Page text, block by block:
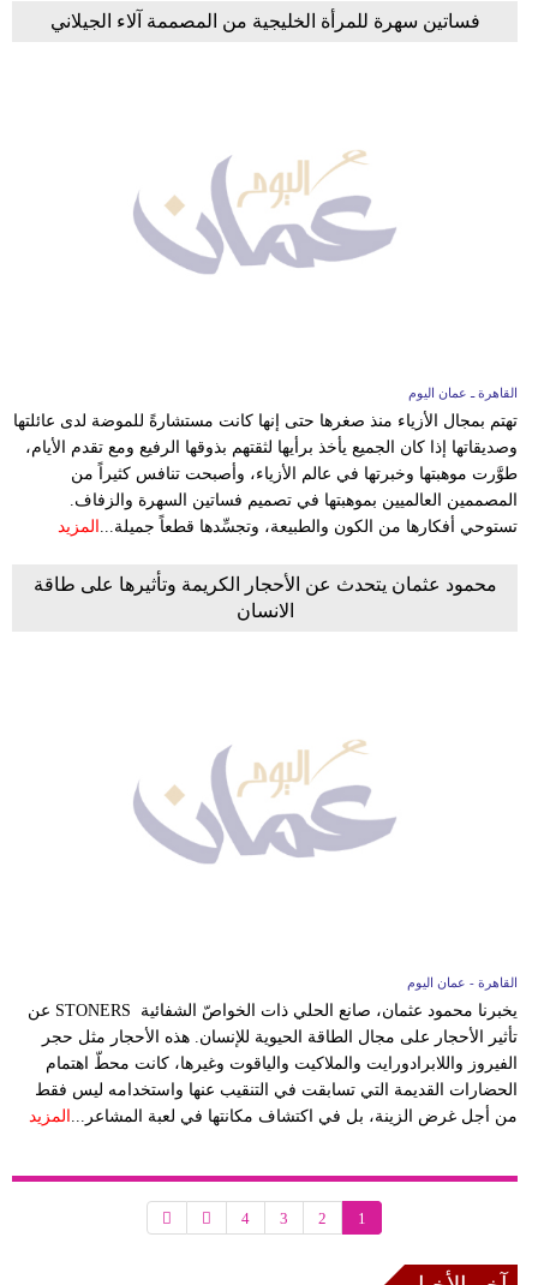
فساتين سهرة للمرأة الخليجية من المصممة آلاء الجيلاني
القاهرة ـ عمان اليوم
تهتم بمجال الأزياء منذ صغرها حتى إنها كانت مستشارةً للموضة لدى عائلتها
وصديقاتها إذا كان الجميع يأخذ برأيها لثقتهم بذوقها الرفيع ومع تقدم الأيام،
طوَّرت موهبتها وخبرتها في عالم الأزياء، وأصبحت تنافس كثيراً من
المصممين العالميين بموهبتها في تصميم فساتين السهرة والزفاف.
تستوحي أفكارها من الكون والطبيعة، وتجسِّدها قطعاً جميلة...
المزيد
محمود عثمان يتحدث عن الأحجار الكريمة وتأثيرها على طاقة
الانسان
القاهرة - عمان اليوم
يخبرنا محمود عثمان، صانع الحلي ذات الخواصّ الشفائية STONERS عن
تأثير الأحجار على مجال الطاقة الحيوية للإنسان. هذه الأحجار مثل حجر
الفيروز واللابرادورايت والملاكيت والياقوت وغيرها، كانت محطّ اهتمام
الحضارات القديمة التي تسابقت في التنقيب عنها واستخدامه ليس فقط
من أجل غرض الزينة، بل في اكتشاف مكانتها في لعبة المشاعر... المزيد
1
2
3
4